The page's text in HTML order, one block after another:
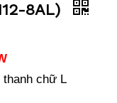
8AL)
thanh chữ L